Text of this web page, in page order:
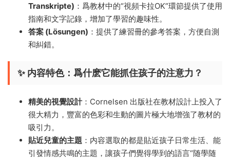
Transkripte) ：爲教材中的“視頻卡拉OK”環節提供了使用
指南和文字記錄，增加了學習的趣味性。
答案 (Lösungen) ：提供了練習冊的參考答案，方便自測
和糾錯。
✨ 内容特色：爲什麽它能抓住孩子的注意力？
精美的視覺設計：Cornelsen 出版社在教材設計上投入了
很大精力，豐富的色彩和生動的圖片極大地增強了教材的
吸引力。
貼近兒童的主題 ：内容選取的都是貼近孩子日常生活、能
引發情感共鳴的主題，讓孩子們覺得學到的語言“随學随